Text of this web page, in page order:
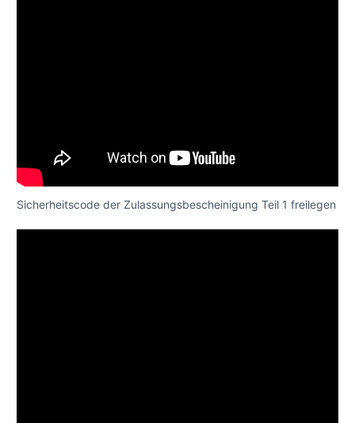
Sicherheitscode der Zulassungsbescheinigung Teil 1 freilegen